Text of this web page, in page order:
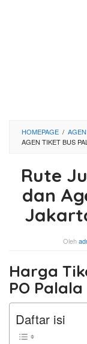
HOMEPAGE /
AGEN TIKET BUS
Rute
dan
Oleh
Harga
PO Palala
Daftar isi